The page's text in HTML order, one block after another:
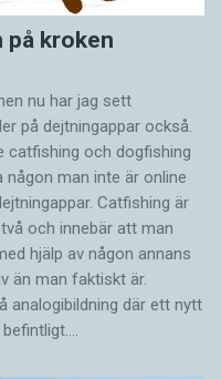
Erik Lundbladh,
i
en långsam
av 1800-talet. Det
allmän skola
talspråket kom
idén att
skånska är
skånska. Analysen
går ut på att
med munnen,
magen:
frambringar
vilka ord som
och stavelser i
bildar de
på kroken
nu har jag sett
på dejtningappar också.
catfishing och dogfishing
man inte är online
Catfishing är
och innebär att man
hjälp av någon annans
än man faktiskt är.
analogibildning där ett nytt